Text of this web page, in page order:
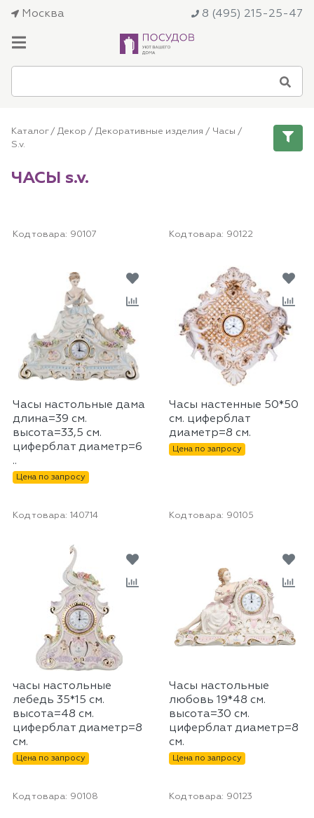
Москва 8 (495) 215-25-47
Каталог/ Декор / Декоративные изделия / Часы /
S.v.
ЧАСЫ s.v.
Код товара: 90107
Часы настольные дама
длина=39 см.
высота=33,5 см.
циферблат диаметр=6
..
Цена по запросу
Код товара: 90122
Часы настенные 50*50
см. циферблат
диаметр=8 см.
Цена по запросу
Код товара: 140714
часы настольные
лебедь 35*15 см.
высота=48 см.
циферблат диаметр=8
см.
Цена по запросу
Код товара: 90105
Часы настольные
любовь 19*48 см.
высота=30 см.
циферблат диаметр=8
см.
Цена по запросу
Код товара: 90108 Код товара: 90123